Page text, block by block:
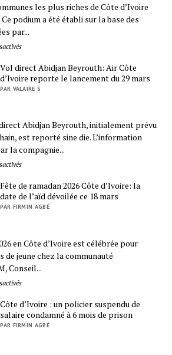
les plus riches de Côte d’Ivoire
podium a été établi sur la base des
par...
Vol direct Abidjan Beyrouth: Air Côte
d’Ivoire reporte le lancement du 29 mars
PAR VALAIRE S
Abidjan Beyrouth, initialement prévu
est reporté sine die. L’information
la compagnie...
Fête de ramadan 2026 Côte d’Ivoire: la
date de l’aïd dévoilée ce 18 mars
PAR FIRMIN AGBÉ
en Côte d’Ivoire est célébrée pour
de jeune chez la communauté
Conseil...
Côte d’Ivoire : un policier suspendu de
salaire condamné à 6 mois de prison
PAR FIRMIN AGBÉ